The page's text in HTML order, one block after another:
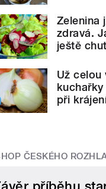
Zelenina
zdravá.
ještě
Už celou
při
ČESKÉHO